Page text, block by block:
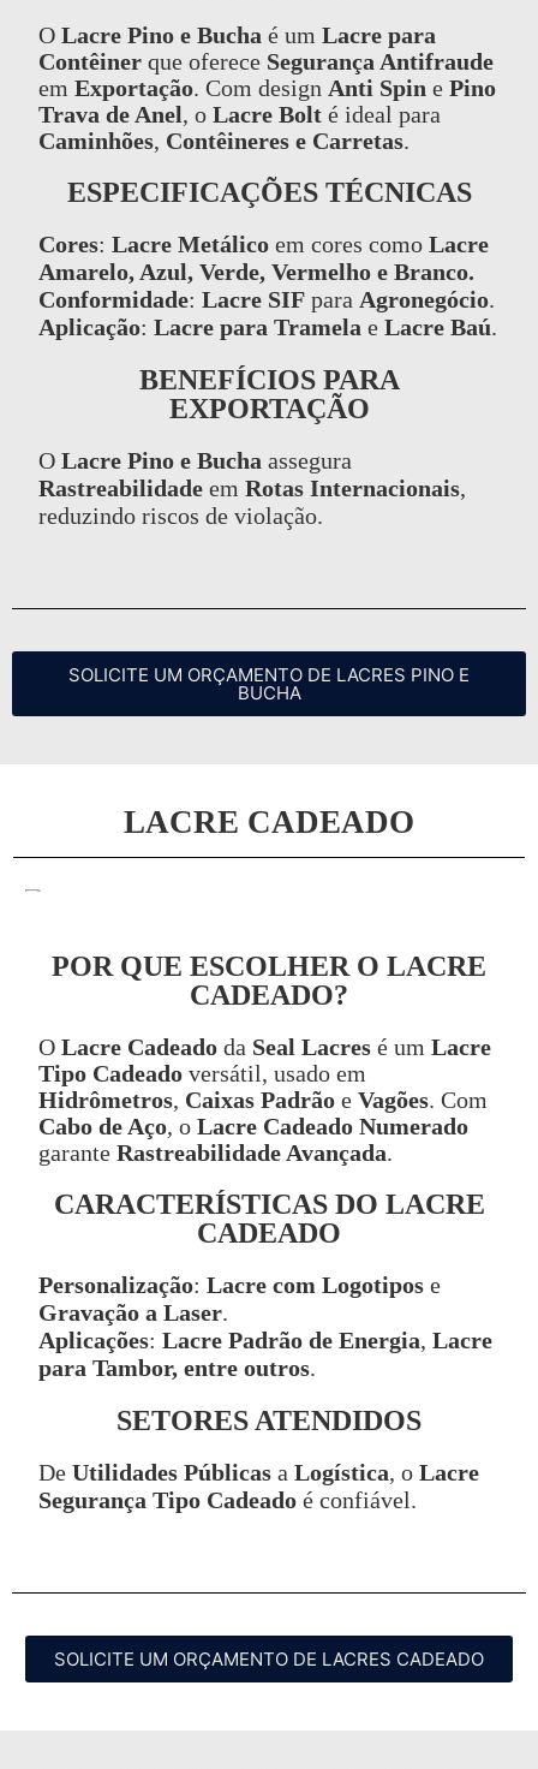
O Lacre Pino e Bucha é um Lacre para
Contêiner que oferece Segurança Antifraude
em Exportação. Com design Anti Spin e Pino
Trava de Anel, o Lacre Bolt é ideal para
Caminhões, Contêineres e Carretas.
ESPECIFICAÇÕES TÉCNICAS
Cores: Lacre Metálico em cores como Lacre
Amarelo, Azul, Verde, Vermelho e Branco.
Conformidade: Lacre SIF para Agronegócio.
Aplicação: Lacre para Tramela e Lacre Baú.
BENEFÍCIOS PARA
EXPORTAÇÃO
O Lacre Pino e Bucha assegura
Rastreabilidade em Rotas Internacionais,
reduzindo riscos de violação.
SOLICITE UM ORÇAMENTO DE LACRES PINO E
BUCHA
LACRE CADEADO
POR QUE ESCOLHER O LACRE
CADEADO?
O Lacre Cadeado da Seal Lacres é um Lacre
Tipo Cadeado versátil, usado em
Hidrômetros, Caixas Padrão e Vagões. Com
Cabo de Aço, o Lacre Cadeado Numerado
garante Rastreabilidade Avançada.
CARACTERÍSTICAS DO LACRE
CADEADO
Personalização: Lacre com Logotipos e
Gravação a Laser.
Aplicações: Lacre Padrão de Energia, Lacre
para Tambor, entre outros.
SETORES ATENDIDOS
De Utilidades Públicas a Logística, o Lacre
Segurança Tipo Cadeado é confiável.
SOLICITE UM ORÇAMENTO DE LACRES CADEADO